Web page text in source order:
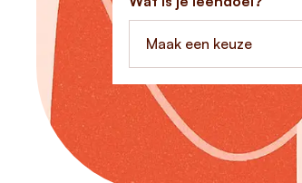
Maak een keuze